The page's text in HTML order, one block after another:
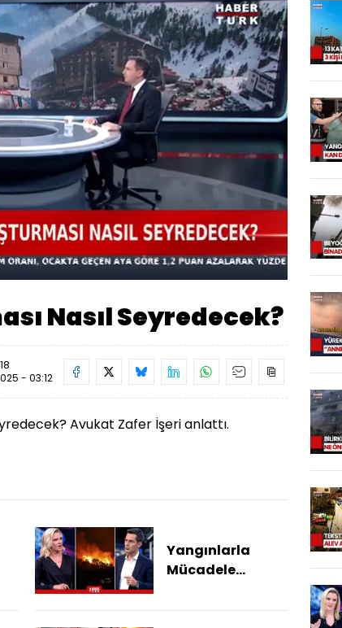
Oynatma
Nasıl Seyredecek?
- 03:12
Avukat Zafer İşeri anlattı.
Yangınlarla
Mücadele
Bölgeler İçin